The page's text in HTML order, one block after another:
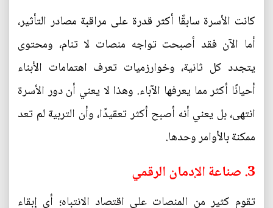
كانت الأسرة سابقًا أكثر قدرة على مراقبة مصادر التأثير،
أما الآن فقد أصبحت تواجه منصات لا تنام، ومحتوى
يتجدد كل ثانية، وخوارزميات تعرف اهتمامات الأبناء
أحيانًا أكثر مما يعرفها الآباء. وهذا لا يعني أن دور الأسرة
انتهى، بل يعني أنه أصبح أكثر تعقيدًا، وأن التربية لم تعد
ممكنة بالأوامر وحدها.
3. صناعة الإدمان الرقمي
تقوم كثير من المنصات على اقتصاد الانتباه؛ أي إبقاء